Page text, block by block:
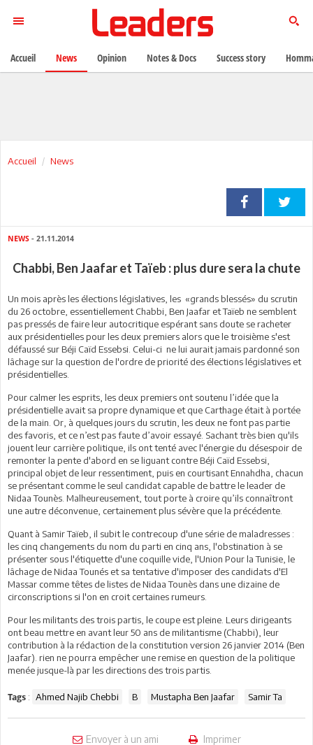
Accueil News
NEWS - 21.11.2014
Chabbi, Ben Jaafar et Taïeb : plus dure sera la chute
Un mois après les élections législatives, les «grands blessés» du scrutin
du 26 octobre, essentiellement Chabbi, Ben Jaafar et Taïeb ne semblent
pas pressés de faire leur autocritique espérant sans doute se racheter
aux présidentielles pour les deux premiers alors que le troisième s'est
défaussé sur Béji Caïd Essebsi. Celui-ci ne lui aurait jamais pardonné son
lâchage sur la question de l'ordre de priorité des élections législatives et
présidentielles.
Pour calmer les esprits, les deux premiers ont soutenu l’idée que la
présidentielle avait sa propre dynamique et que Carthage était à portée
de la main. Or, à quelques jours du scrutin, les deux ne font pas partie
des favoris, et ce n’est pas faute d’avoir essayé. Sachant très bien qu'ils
jouent leur carrière politique, ils ont tenté avec l'énergie du désespoir de
remonter la pente d'abord en se liguant contre Béji Caïd Essebsi,
principal objet de leur ressentiment, puis en courtisant Ennahdha, chacun
se présentant comme le seul candidat capable de battre le leader de
Nidaa Tounès. Malheureusement, tout porte à croire qu’ils connaîtront
une autre déconvenue, certainement plus sévère que la précédente.
Quant à Samir Taïeb, il subit le contrecoup d'une série de maladresses :
les cinq changements du nom du parti en cinq ans, l'obstination à se
présenter sous l'étiquette d'une coquille vide, l'Union Pour la Tunisie, le
lâchage de Nidaa Tounés et sa tentative d'imposer des candidats d'El
Massar comme têtes de listes de Nidaa Tounès dans une dizaine de
circonscriptions si l'on en croit certaines rumeurs.
Pour les militants des trois partis, le coupe est pleine. Leurs dirigeants
ont beau mettre en avant leur 50 ans de militantisme (Chabbi), leur
contribution à la rédaction de la constitution version 26 janvier 2014 (Ben
Jaafar). rien ne pourra empêcher une remise en question de la politique
menée jusque-là par les directions des trois partis.
Tags : Ahmed Najib Chebbi B Mustapha Ben Jaafar Samir Ta
Envoyer à un ami Imprimer
Accueil News Opinion Notes & Docs Success story